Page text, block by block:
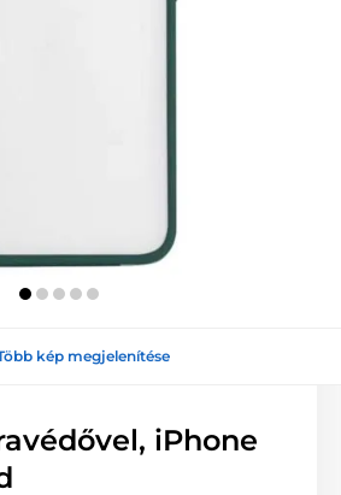
kép megjelenítése
iPhone